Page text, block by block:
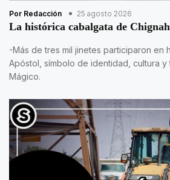
Por Redacción 25 agosto 2026
La histórica cabalgata de
-Más de tres mil jinetes participaron en
Apóstol, símbolo de identidad, cultura y
Mágico.